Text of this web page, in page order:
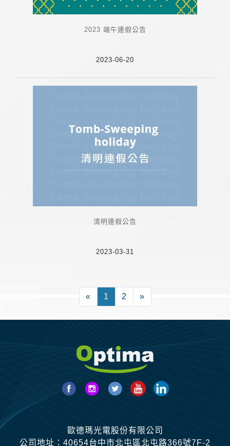
2023 端午連假公告
2023-06-20
清明連假公告
2023-03-31
«Previous
1 2 »Next
歐德瑪光電股份有限公司
公司地址：40654台中市北屯區北屯路366號7F-2